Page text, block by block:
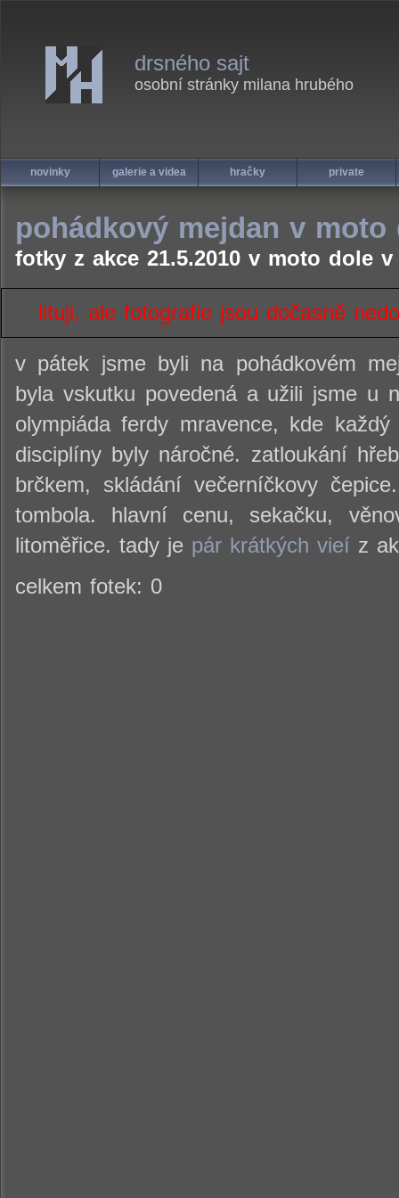
drsného sajt
osobní stránky milana hrubého
novinky galerie a videa hračky private
pohádkový mejdan v moto
fotky z akce 21.5.2010 v moto dole
lituji, ale fotografie jsou dočasně
v pátek jsme byli na pohádkovém
byla vskutku povedená a užili jsme u
olympiáda ferdy mravence, kde
disciplíny byly náročné. zatloukání
brčkem, skládání večerníčkovy
tombola. hlavní cenu, sekačku,
litoměřice. tady je pár krátkých vieí z
celkem fotek: 0